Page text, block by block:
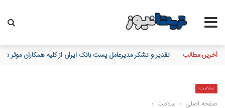
آخرین مطالب تقدیر و تشکر مدیرعامل پست بانک ایران از کلیه همکاران موثر در
سلامت
صفحه اصلی › سلامت ›